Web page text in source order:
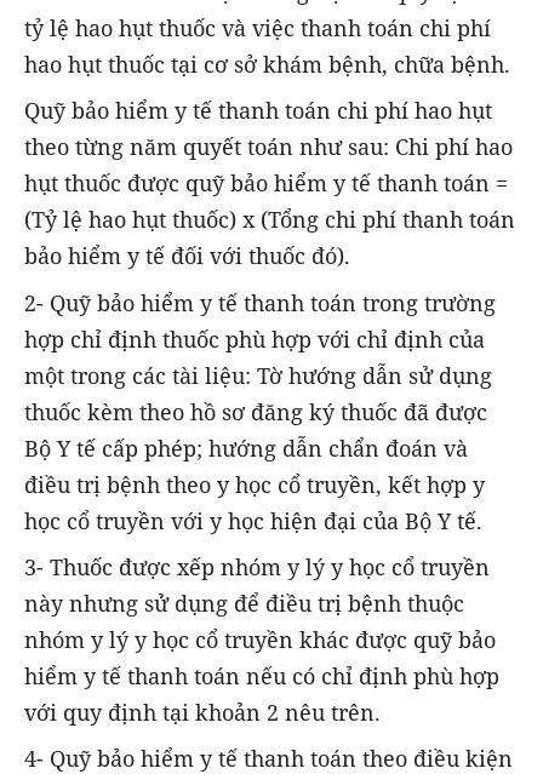
tỷ lệ hao hụt thuốc và việc thanh toán chi phí
hao hụt thuốc tại cơ sở khám bệnh, chữa bệnh.
Quỹ bảo hiểm y tế thanh toán chi phí hao hụt
theo từng năm quyết toán như sau: Chi phí hao
hụt thuốc được quỹ bảo hiểm y tế thanh toán =
(Tỷ lệ hao hụt thuốc) x (Tổng chi phí thanh toán
bảo hiểm y tế đối với thuốc đó).
2- Quỹ bảo hiểm y tế thanh toán trong trường
hợp chỉ định thuốc phù hợp với chỉ định của
một trong các tài liệu: Tờ hướng dẫn sử dụng
thuốc kèm theo hồ sơ đăng ký thuốc đã được
Bộ Y tế cấp phép; hướng dẫn chẩn đoán và
điều trị bệnh theo y học cổ truyền, kết hợp y
học cổ truyền với y học hiện đại của Bộ Y tế.
3- Thuốc được xếp nhóm y lý y học cổ truyền
này nhưng sử dụng để điều trị bệnh thuộc
nhóm y lý y học cổ truyền khác được quỹ bảo
hiểm y tế thanh toán nếu có chỉ định phù hợp
với quy định tại khoản 2 nêu trên.
4- Quỹ bảo hiểm y tế thanh toán theo điều kiện